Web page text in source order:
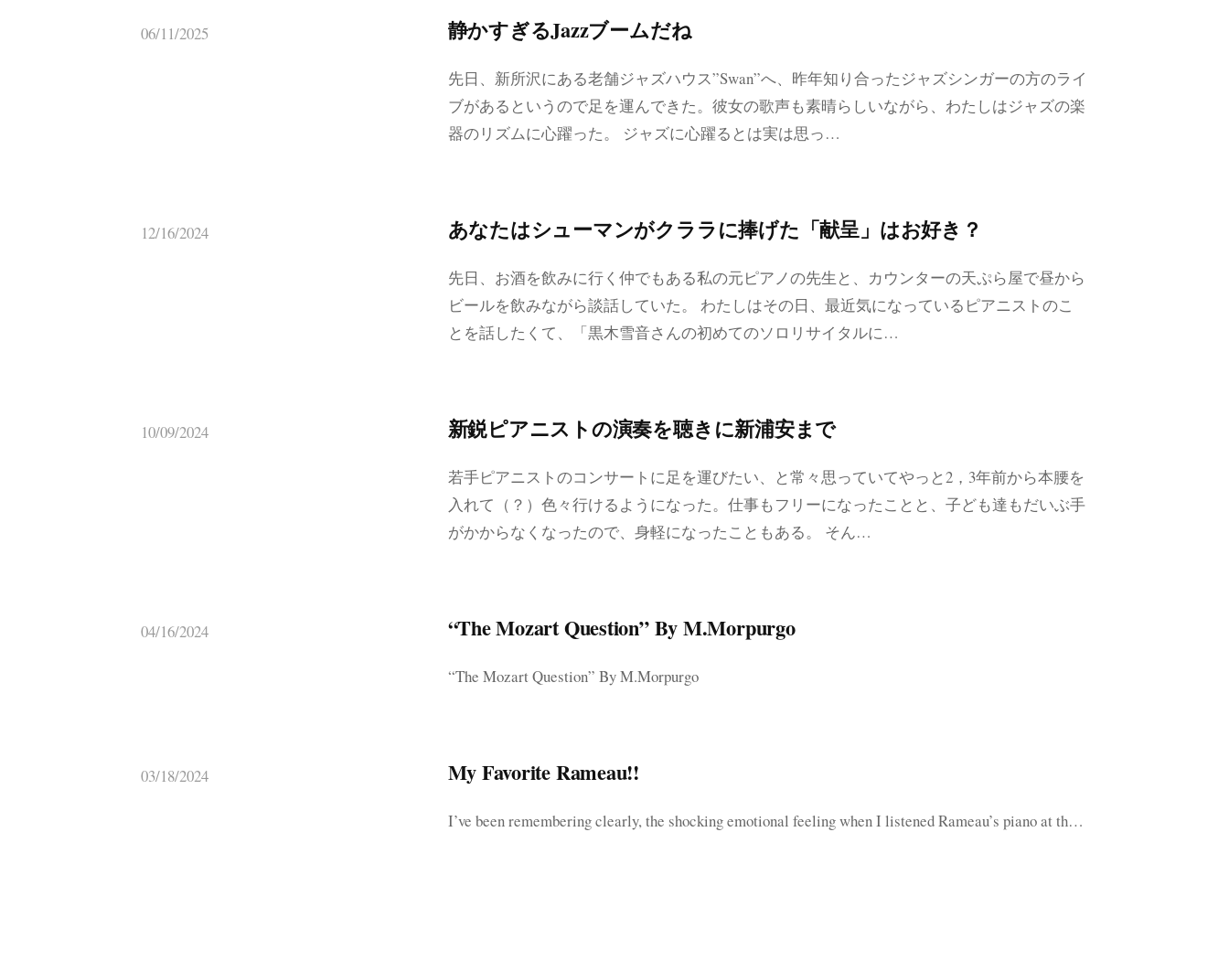
06/11/2025 静かすぎるJazzブームだね
先日、新所沢にある老舗ジャズハウス”Swan”へ、昨年知り合ったジャズシンガーの方のライ
ブがあるというので足を運んできた。彼女の歌声も素晴らしいながら、わたしはジャズの楽
器のリズムに心躍った。 ジャズに心躍るとは実は思っ…
12/16/2024 あなたはシューマンがクララに捧げた「献呈」はお好き？
先日、お酒を飲みに行く仲でもある私の元ピアノの先生と、カウンターの天ぷら屋で昼から
ビールを飲みながら談話していた。 わたしはその日、最近気になっているピアニストのこ
とを話したくて、「黒木雪音さんの初めてのソロリサイタルに…
10/09/2024 新鋭ピアニストの演奏を聴きに新浦安まで
若手ピアニストのコンサートに足を運びたい、と常々思っていてやっと2，3年前から本腰を
入れて（？）色々行けるようになった。仕事もフリーになったことと、子ども達もだいぶ手
がかからなくなったので、身軽になったこともある。 そん…
04/16/2024 “The Mozart Question” By M.Morpurgo
“The Mozart Question” By M.Morpurgo
03/18/2024 My Favorite Rameau!!
I’ve been remembering clearly, the shocking emotional feeling when I listened Rameau’s piano at th…